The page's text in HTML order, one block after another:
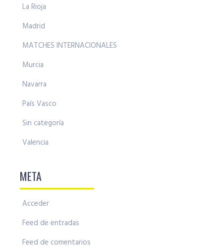
La Rioja
Madrid
MATCHES INTERNACIONALES
Murcia
Navarra
País Vasco
Sin categoría
Valencia
META
Acceder
Feed de entradas
Feed de comentarios